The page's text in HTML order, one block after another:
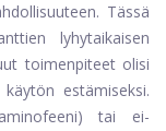
Tässä
lyhytaikaisen
toimenpiteet olisi
estämiseksi.
tai ei-